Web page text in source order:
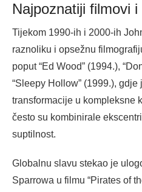
Najpoznatiji filmovi i
Tijekom 1990-ih i 2000-ih
raznoliku i opsežnu
poput “Ed Wood” (1994.),
“Sleepy Hollow” (1999.),
transformacije u kompleksne
često su kombinirale
suptilnost.
Globalnu slavu stekao je
Sparrowa u filmu “Pirates of